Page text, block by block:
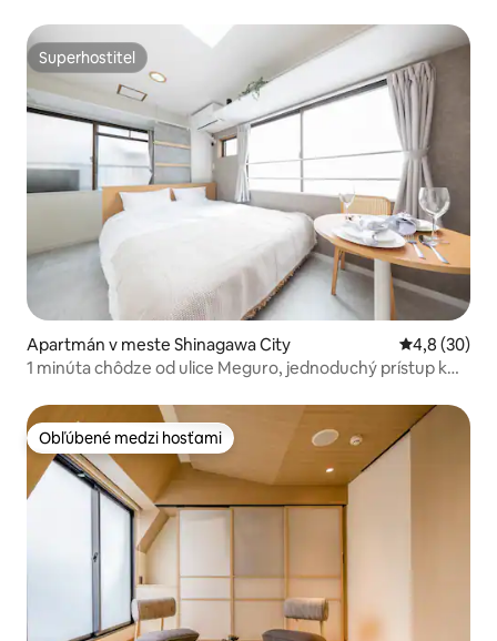
Superhostiteľ
Superhostiteľ
Apartmán v meste Shinagawa City Priemerné
4,8 (30)
1 minúta chôdze od ulice Meguro, jednoduchý prístup k
Obľúbené medzi hosťami
Obľúbené medzi hosťami